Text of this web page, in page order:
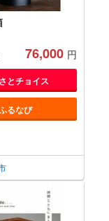
76,000 円
とチョイス
るなび